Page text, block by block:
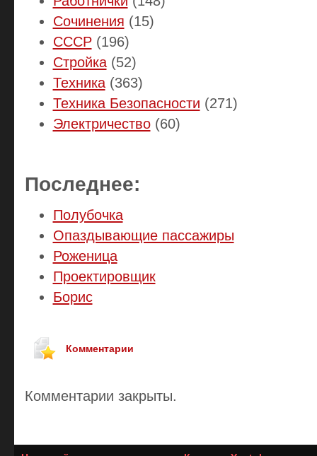
Сочинения (15)
СССР(196)
Стройка(52)
Техника(363)
Техника Безопасности (271)
Электричество(60)
Последнее:
Полубочка
Опаздывающие пассажиры
Роженица
Проектировщик
Борис
Комментарии
Комментарии закрыты.